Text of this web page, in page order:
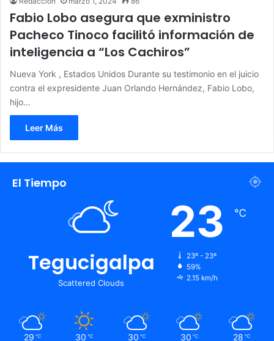
Fabio Lobo asegura que exministro
Pacheco Tinoco facilitó información de
inteligencia a “Los Cachiros”
Nueva York , Estados Unidos Durante su testimonio en el juicio
contra el expresidente Juan Orlando Hernández, Fabio Lobo,
hijo…
Leer Más
El Tiempo
Tegucigalpa
Scattered Clouds
23 ℃
23º - 23º
59%
2.15 km/h
29 ℃ 30 ℃ 30 ℃ 30 ℃ 28 ℃